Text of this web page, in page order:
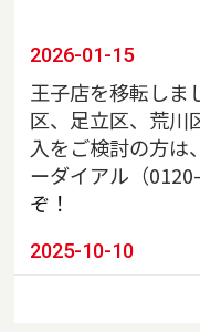
2026-01-15
王子店を移転しま
区、足立区、荒川
入をご検討の方は
ーダイアル（
ぞ！
2025-10-10
川口店を移転し
市、蕨市、さいた